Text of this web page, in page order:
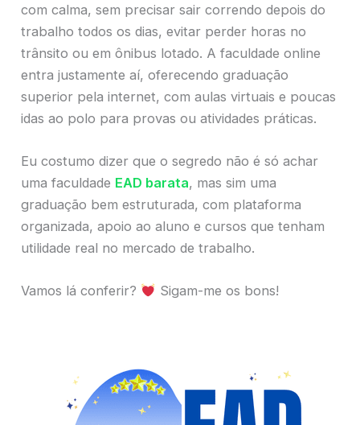
com calma, sem precisar sair correndo depois do
trabalho todos os dias, evitar perder horas no
trânsito ou em ônibus lotado. A faculdade online
entra justamente aí, oferecendo graduação
superior pela internet, com aulas virtuais e poucas
idas ao polo para provas ou atividades práticas.
Eu costumo dizer que o segredo não é só achar
uma faculdade EAD barata, mas sim uma
graduação bem estruturada, com plataforma
organizada, apoio ao aluno e cursos que tenham
utilidade real no mercado de trabalho.
Vamos lá conferir? Sigam-me os bons!